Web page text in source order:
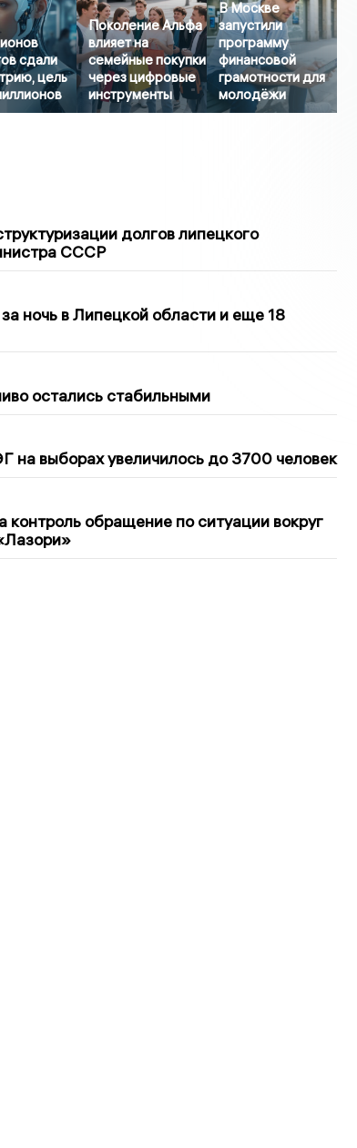
сдали
цель
Поколение Альфа
влияет на
семейные покупки
через цифровые
инструменты
В Москве
запустили
программу
финансовой
грамотности для
молодёжи
долгов липецкого
СССР
ночь в Липецкой области и еще 18
остались стабильными
на выборах увеличилось до 3700 человек
контроль обращение по ситуации вокруг